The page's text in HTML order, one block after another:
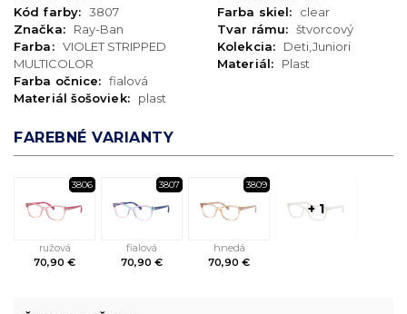
Kód farby: 3807
Značka:
Ray-Ban
Farba: VIOLET STRIPPED
MULTICOLOR
Farba očnice: fialová
Materiál šošoviek:
plast
Farba skiel:
clear
Tvar rámu: štvorcový
Kolekcia:
Deti,Juniori
Materiál:
Plast
FAREBNÉ VARIANTY
3806
ružová
70,90 €
3807
fialová
70,90 €
3809
hnedá
70,90 €
+ 1